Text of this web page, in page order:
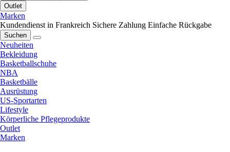
Outlet
Marken
Kundendienst in Frankreich Sichere Zahlung Einfache Rückgabe
Suchen
Neuheiten
Bekleidung
Basketballschuhe
NBA
Basketbälle
Ausrüstung
US-Sportarten
Lifestyle
Körperliche Pflegeprodukte
Outlet
Marken